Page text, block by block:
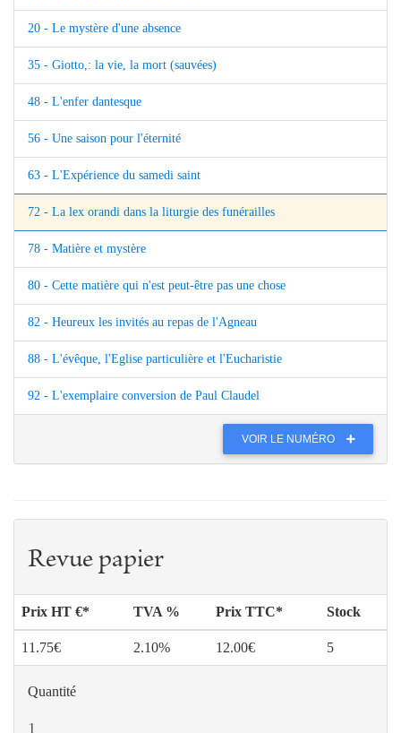
20 - Le mystère d'une absence
35 - Giotto,: la vie, la mort (sauvées)
48 - L'enfer dantesque
56 - Une saison pour l'éternité
63 - L'Expérience du samedi saint
72 - La lex orandi dans la liturgie des funérailles
78 - Matière et mystère
80 - Cette matière qui n'est peut-être pas une chose
82 - Heureux les invités au repas de l'Agneau
88 - L'évêque, l'Eglise particulière et l'Eucharistie
92 - L'exemplaire conversion de Paul Claudel
VOIR LE NUMÉRO
Revue papier
Prix HT €* TVA % Prix TTC* Stock
11.75€ 2.10% 12.00€ 5
Quantité